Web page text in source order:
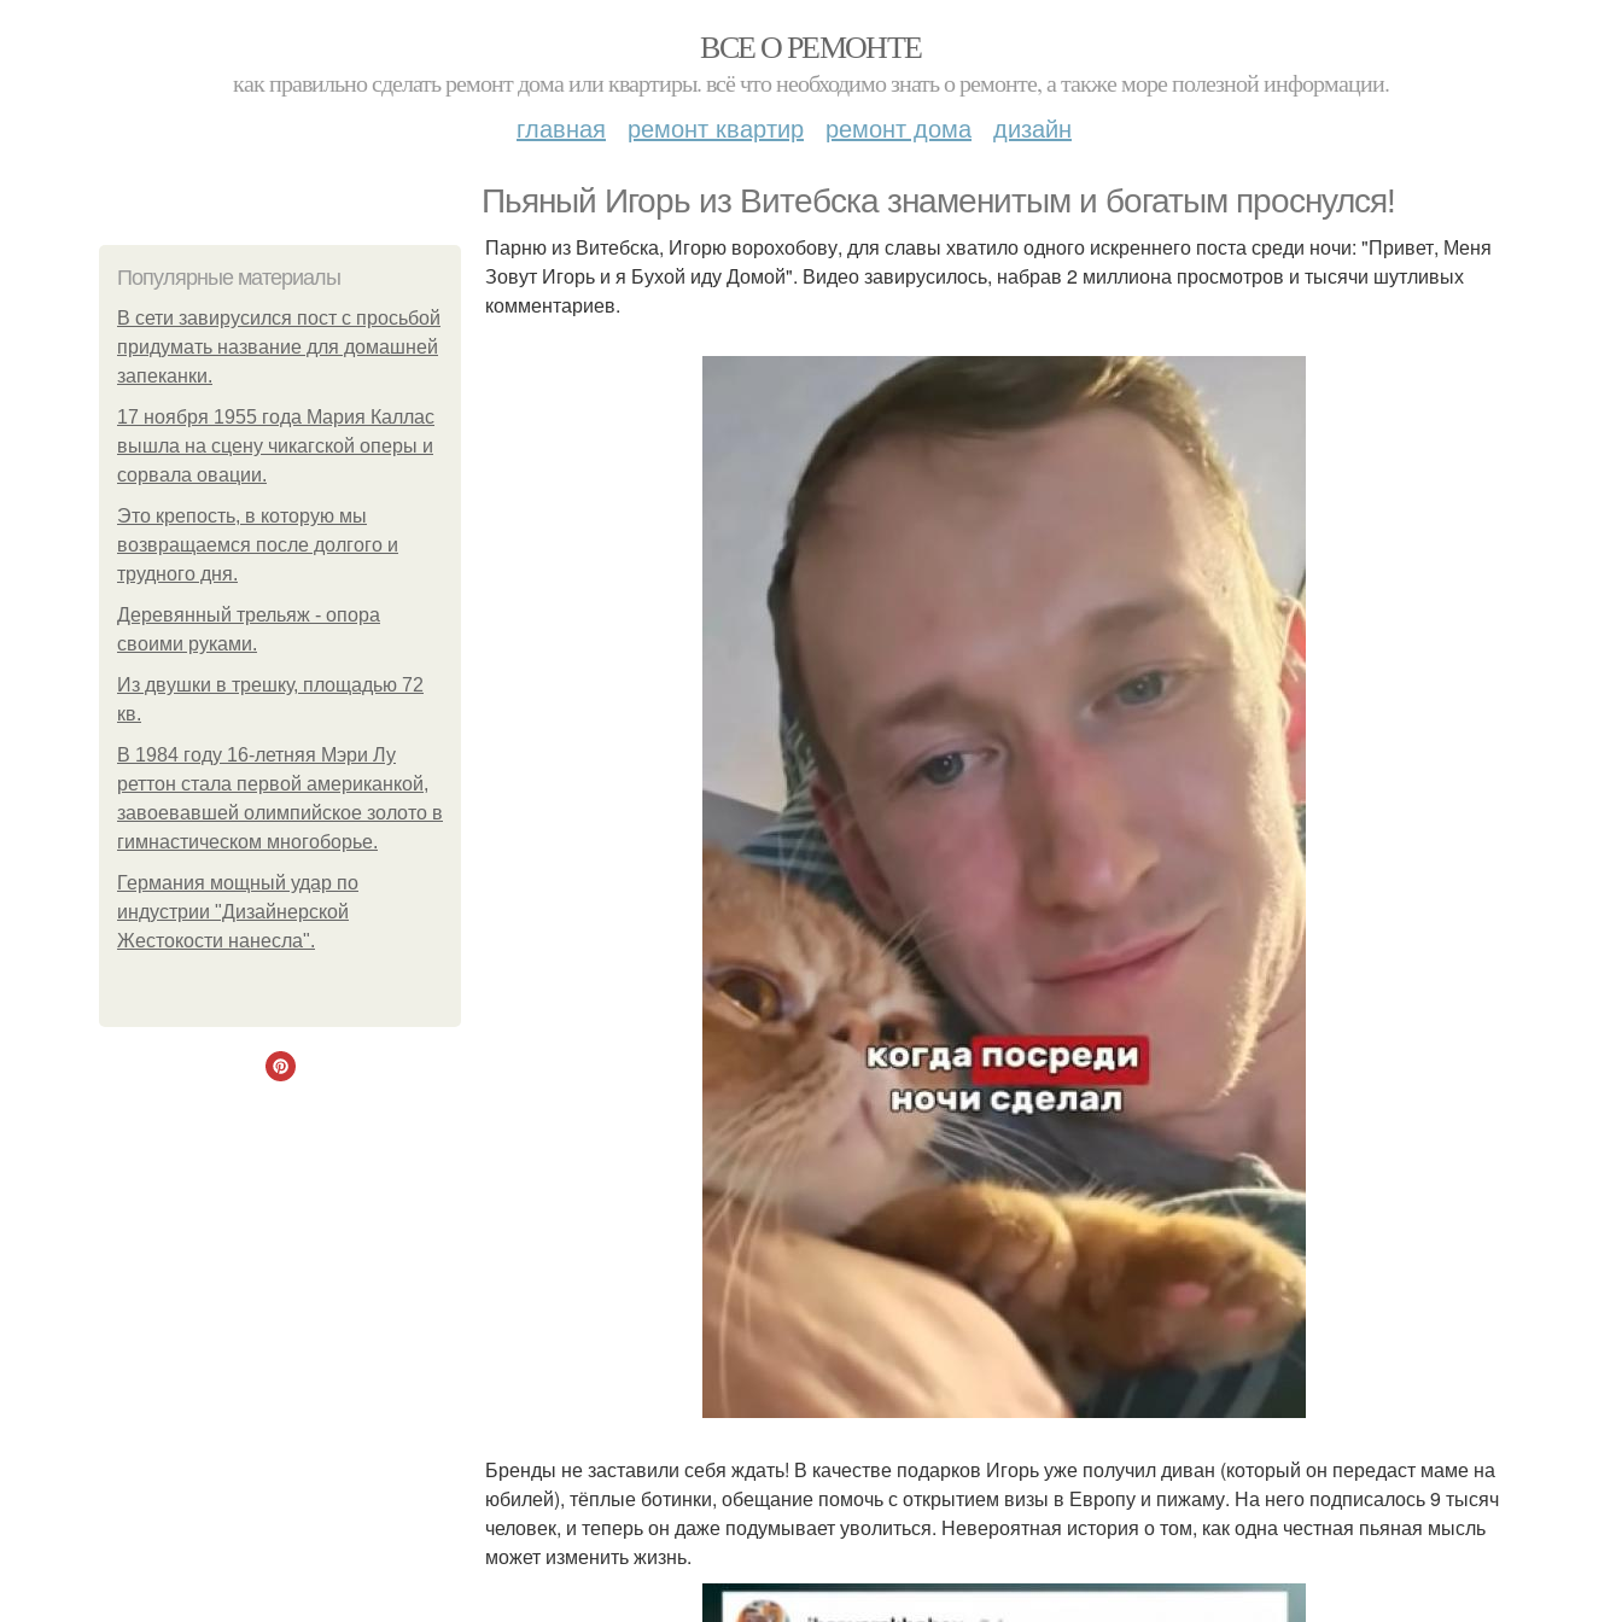
ВСЕ О РЕМОНТЕ
как правильно сделать ремонт дома или квартиры. всё что необходимо знать о ремонте, а также море полезной информации.
главная ремонт квартир ремонт дома дизайн
Пьяный Игорь из Витебска знаменитым и богатым проснулся!
Популярные материалы
В сети завирусился пост с просьбой
придумать название для домашней
запеканки.
17 ноября 1955 года Мария Каллас
вышла на сцену чикагской оперы и
сорвала овации.
Это крепость, в которую мы
возвращаемся после долгого и
трудного дня.
Деревянный трельяж - опора
своими руками.
Из двушки в трешку, площадью 72
кв.
В 1984 году 16-летняя Мэри Лу
реттон стала первой американкой,
завоевавшей олимпийское золото в
гимнастическом многоборье.
Германия мощный удар по
индустрии "Дизайнерской
Жестокости нанесла".
Парню из Витебска, Игорю ворохобову, для славы хватило одного искреннего поста среди ночи: "Привет, Меня
Зовут Игорь и я Бухой иду Домой". Видео завирусилось, набрав 2 миллиона просмотров и тысячи шутливых
комментариев.
Бренды не заставили себя ждать! В качестве подарков Игорь уже получил диван (который он передаст маме на
юбилей), тёплые ботинки, обещание помочь с открытием визы в Европу и пижаму. На него подписалось 9 тысяч
человек, и теперь он даже подумывает уволиться. Невероятная история о том, как одна честная пьяная мысль
может изменить жизнь.